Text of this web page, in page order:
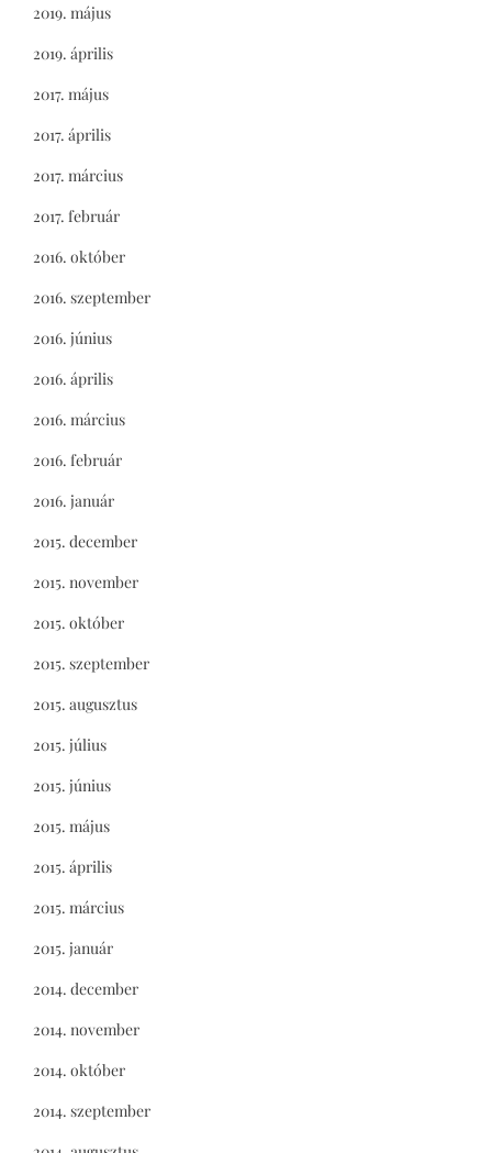
2019. május
2019. április
2017. május
2017. április
2017. március
2017. február
2016. október
2016. szeptember
2016. június
2016. április
2016. március
2016. február
2016. január
2015. december
2015. november
2015. október
2015. szeptember
2015. augusztus
2015. július
2015. június
2015. május
2015. április
2015. március
2015. január
2014. december
2014. november
2014. október
2014. szeptember